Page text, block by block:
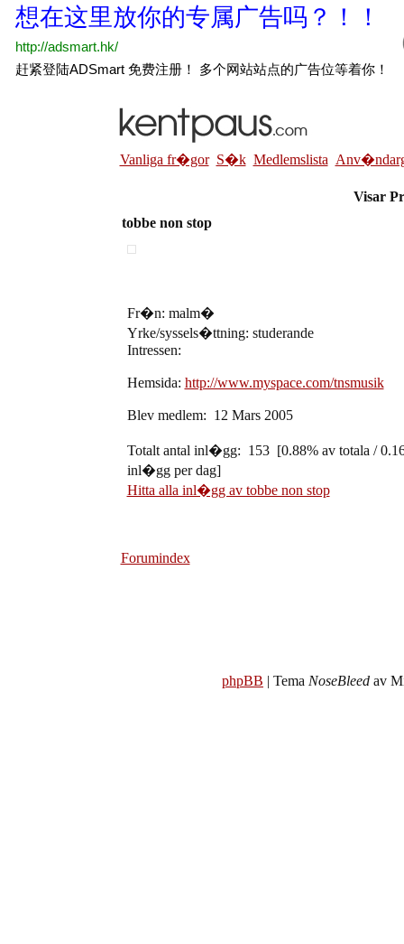
Vanliga fr�gor S�k Medlemslista
Visar
tobbe non stop
Fr�n: malm�
Yrke/syssels�ttning: studerande
Intressen:
Hemsida: http://www.myspace.com/tnsmusik
Blev medlem: 12 Mars 2005
Totalt antal inl�gg: 153 [0.88% av totala /
inl�gg per dag]
Hitta alla inl�gg av tobbe non stop
Forumindex
phpBB | Tema NoseBleed av